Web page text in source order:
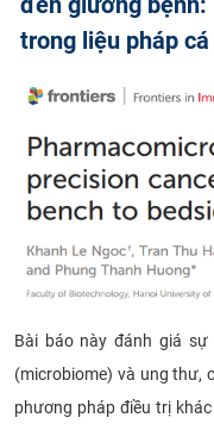
TUYỂN SINH
ĐÀO TẠO
ĐẢM BẢO CHẤT
KHOA HỌC CÔNG
HTQT
CỰU NGƯỜI HỌC
trong liệu pháp
Bài báo này đánh giá
(microbiome) và ung thư,
phương pháp điều trị